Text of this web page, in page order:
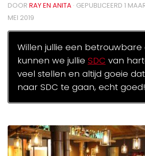
DOOR RAY EN ANITA · GEPUBLICEERD 1
MEI 2019
Willen jullie een
kunnen we jullie SDC van
veel stellen en altijd goeie
naar SDC te gaan, echt goed!